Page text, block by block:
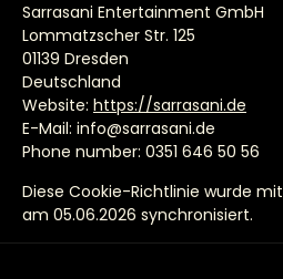
Sarrasani Entertainment GmbH
Lommatzscher Str. 125
01139 Dresden
Deutschland
Website: https://sarrasani.de
E-Mail: info@sarrasani.de
Phone number: 0351 646 50 56
Diese Cookie-Richtlinie wurde mit
am 05.06.2026 synchronisiert.